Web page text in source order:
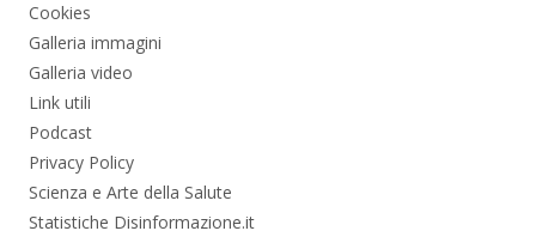
Cookies
Galleria immagini
Galleria video
Link utili
Podcast
Privacy Policy
Scienza e Arte della Salute
Statistiche Disinformazione.it